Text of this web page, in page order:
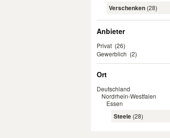
Verschenken (28)
Anbieter
Privat (26)
Gewerblich (2)
Ort
Deutschland
Nordrhein-Westfalen
Essen
Steele (28)